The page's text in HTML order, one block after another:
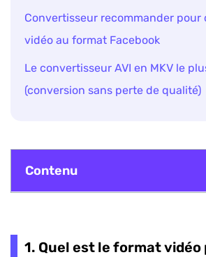
Convertisseur recommander pour
vidéo au format Facebook
Le convertisseur AVI en MKV le
(conversion sans perte de qualité)
Contenu
1. Quel est le format vidéo